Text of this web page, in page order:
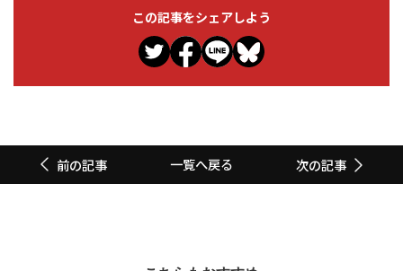
この記事をシェアしよう
前の記事 一覧へ戻る 次の記事